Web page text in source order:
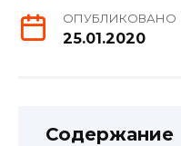
ОПУБЛИКОВАНО
25.01.2020
Содержание